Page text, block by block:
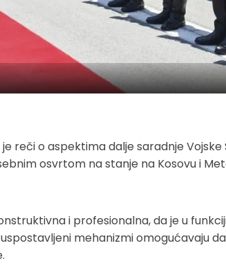
reči o aspektima dalje saradnje Vojske
osvrtom na stanje na Kosovu i
i profesionalna, da je u
mehanizmi omogućavaju